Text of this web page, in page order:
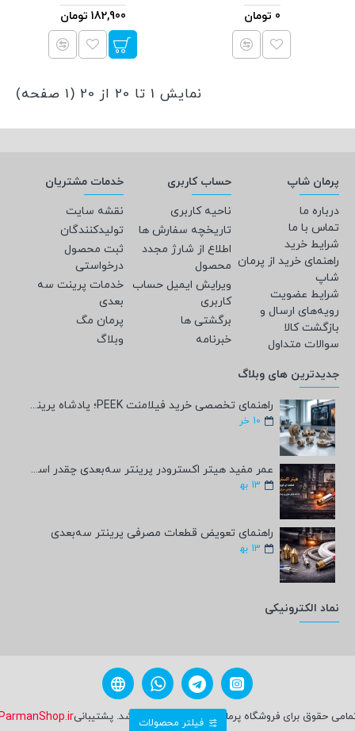
0 تومان 182,900 تومان
نمایش 1 تا 20 از 20 (1 صفحه)
پرمان شاپ
درباره ما
تماس با ما
شرایط خرید
راهنمای خرید از پرمان
شاپ
شرایط عضویت
رویه‌های ارسال و
بازگشت کالا
سوالات متداول
حساب کاربری
ناحیه کاربری
تاریخچه سفارش ها
اطلاع از شارژ مجدد
محصول
ویرایش ایمیل حساب
کاربری
برگشتی ها
خبرنامه
خدمات مشتریان
نقشه سایت
تولیدکنندگان
ثبت محصول
درخواستی
خدمات پرینت سه
بعدی
پرمان مگ
وبلاگ
جدیدترین های وبلاگ
راهنمای تخصصی خرید فیلامنت PEEK؛ پادشاه پرینت سه‌بعدی صنعتی و پزشکی + مشخصات فنی
10 خر
عمر مفید هیتر اکسترودر پرینتر سه‌بعدی چقدر است؟
13 به‍
راهنمای تعویض قطعات مصرفی پرینتر سه‌بعدی
13 به‍
نماد الکترونیکی
حقوق برای فروشگاه پرمان شاپ محفوظ می باشد. پشتیبانی
فیلتر محصولات